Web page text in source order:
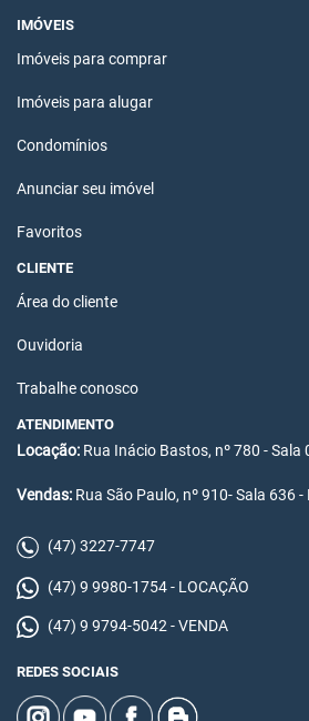
IMÓVEIS
Imóveis para comprar
Imóveis para alugar
Condomínios
Anunciar seu imóvel
Favoritos
CLIENTE
Área do cliente
Ouvidoria
Trabalhe conosco
ATENDIMENTO
Locação: Rua Inácio Bastos, nº 780 - Sala
Vendas: Rua São Paulo, nº 910- Sala 636
(47) 3227-7747
(47) 9 9980-1754 - LOCAÇÃO
(47) 9 9794-5042 - VENDA
REDES SOCIAIS